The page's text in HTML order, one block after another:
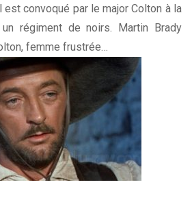
convoqué par le major Colton à la
régiment de noirs. Martin Brady
femme frustrée…